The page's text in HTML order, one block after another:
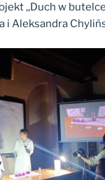
,,Duch w
i Aleksandra